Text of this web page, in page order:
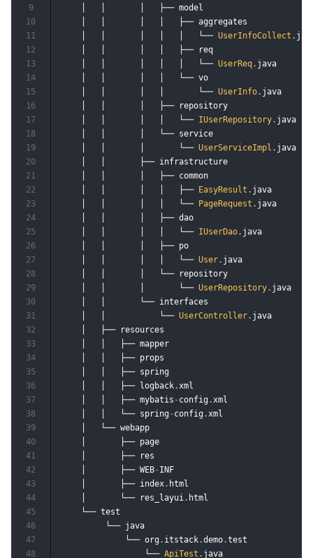
    │   │       │	│   │   └──
UserInfoCollect .
    │   │       │	│   │   └──
UserReq . java
    │   │       │	│       └──
UserInfo . java
    │   │       │	│   └──
IUserRepository . java
    │   │       │	    └──
UserServiceImpl . java
    │   │       ├── infrastructure
    │   │       │	│   ├──
EasyResult . java
    │   │       │	│   └──
PageRequest . java
    │   │       │	│   └──
IUserDao . java
    │   │       │	│   └──
User . java
    │   │       │	    └──
UserRepository . java
    │   │       └── interfaces
    │   │        	└──
UserController . java
    │   ├── resources
    │   │   ├── mapper
    │   │   ├── props
    │   │   ├── spring
    │   │   ├── logback
.xml
    │   │   ├── mybatis
- config .xml
    │   │   └── spring
- config .xml
    │   └── webapp
    │       ├── page
    │       ├── res
    │       ├── WEB
- INF
    │       ├── index
. html
    │       └── res_layui
. html
    └── test
         └── java
             └── org
. itstack .demo .test
                 └──
ApiTest .
9
10
11
12
13
14
15
16
17
18
19
20
21
22
23
24
25
26
27
28
29
30
31
32
33
34
35
36
37
38
39
40
41
42
43
44
45
46
47
48